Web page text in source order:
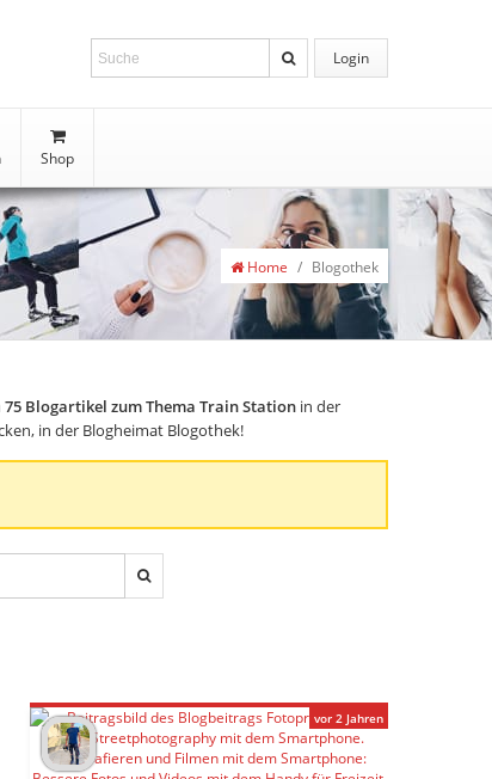
Login
Shop
Home / Blogothek
75 Blogartikel zum Thema Train Station in der
in der Blogheimat Blogothek!
vor 2 Jahren